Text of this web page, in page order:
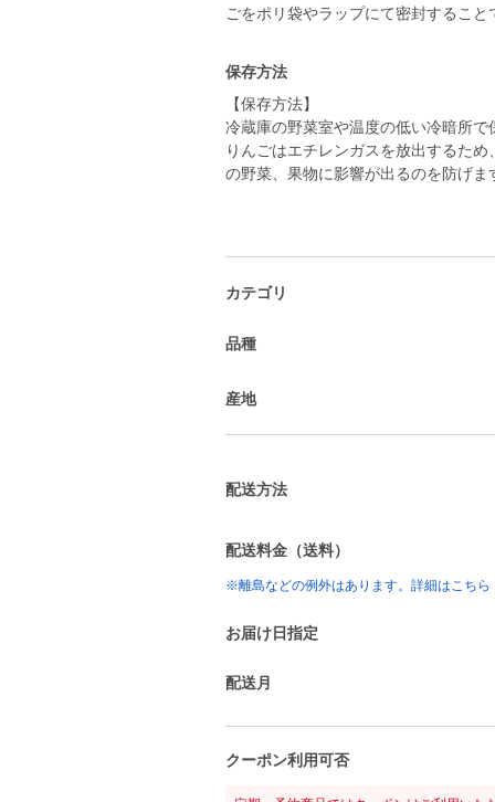
ごをポリ袋やラップにて密封するこ
保存方法
【保存方法】
冷蔵庫の野菜室や温度の低い冷暗所で
りんごはエチレンガスを放出するた
の野菜、果物に影響が出るのを防げま
カテゴリ
品種
産地
配送方法
配送料金（送料）
※離島などの例外はあります。詳細はこちら
お届け日指定
配送月
クーポン利用可否